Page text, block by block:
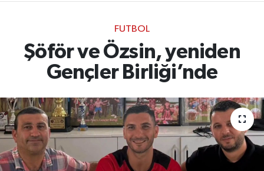
FUTBOL
Şöför ve Özsin, yeniden
Gençler Birliği’nde
Son Dakika Haberleri